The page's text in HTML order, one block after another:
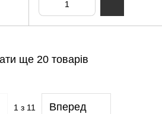
ще 20 товарів
1 з 11 Вперед